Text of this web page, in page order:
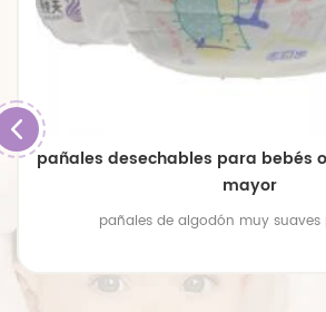
pañales desechables para bebés
mayor
pañales de algodón muy suaves